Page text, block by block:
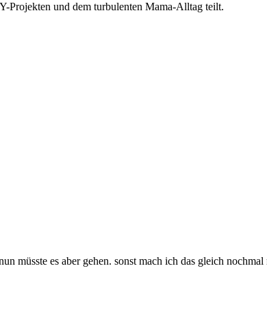
Projekten und dem turbulenten Mama-Alltag teilt.
müsste es aber gehen. sonst mach ich das gleich nochmal